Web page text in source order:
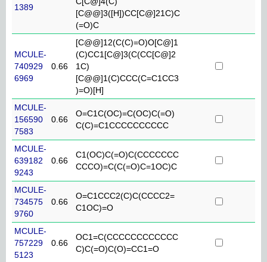
1389
[C@@]3([H])CC[C@]21C)C
(=O)C
MCULE-
740929
6969
0.66
[C@@]12(C(C)=O)O[C@]1
(C)CC1[C@]3(C(CC[C@]2
1C)
[C@@]1(C)CCC(C=C1CC3
)=O)[H]
MCULE-
156590
7583
0.66
O=C1C(OC)=C(OC)C(=O)
C(C)=C1CCCCCCCCCC
MCULE-
639182
9243
0.66
C1(OC)C(=O)C(CCCCCCC
CCCO)=C(C(=O)C=1OC)C
MCULE-
734575
9760
0.66
O=C1CCC2(C)C(CCCC2=
C1OC)=O
MCULE-
757229
5123
0.66
OC1=C(CCCCCCCCCCCC
C)C(=O)C(O)=CC1=O